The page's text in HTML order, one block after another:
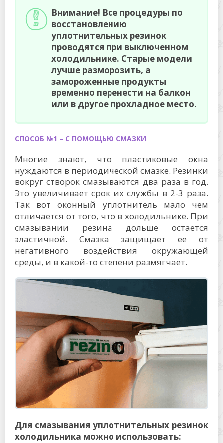
Внимание! Все процедуры по
восстановлению
уплотнительных резинок
проводятся при выключенном
холодильнике. Старые модели
лучше разморозить, а
замороженные продукты
временно перенести на балкон
или в другое прохладное место.
СПОСОБ №1 – С ПОМОЩЬЮ СМАЗКИ
Многие знают, что пластиковые окна
нуждаются в периодической смазке. Резинки
вокруг створок смазываются два раза в год.
Это увеличивает срок их службы в 2-3 раза.
Так вот оконный уплотнитель мало чем
отличается от того, что в холодильнике. При
смазывании резина дольше остается
эластичной. Смазка защищает ее от
негативного воздействия окружающей
среды, и в какой-то степени размягчает.
Для смазывания уплотнительных резинок
холодильника можно использовать: